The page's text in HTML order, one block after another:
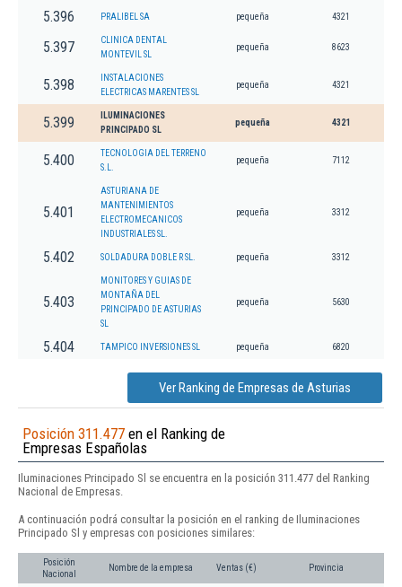
5.396 PRALIBEL SA pequeña 4321
5.397
CLINICA DENTAL
MONTEVIL SL
pequeña 8623
5.398
INSTALACIONES
ELECTRICAS MARENTES SL
pequeña 4321
5.399
ILUMINACIONES
PRINCIPADO SL
pequeña 4321
5.400
TECNOLOGIA DEL TERRENO
S.L.
pequeña 7112
5.401
ASTURIANA DE
MANTENIMIENTOS
ELECTROMECANICOS
INDUSTRIALES SL.
pequeña 3312
5.402 SOLDADURA DOBLE R SL. pequeña 3312
5.403
MONITORES Y GUIAS DE
MONTAÑA DEL
PRINCIPADO DE ASTURIAS
SL
pequeña 5630
5.404 TAMPICO INVERSIONES SL pequeña 6820
Ver Ranking de Empresas de Asturias
Posición 311.477 en el Ranking de
Empresas Españolas
Iluminaciones Principado Sl se encuentra en la posición 311.477 del Ranking
Nacional de Empresas.
A continuación podrá consultar la posición en el ranking de Iluminaciones
Principado Sl y empresas con posiciones similares:
Posición
Nacional
Nombre de la empresa Ventas (€) Provincia